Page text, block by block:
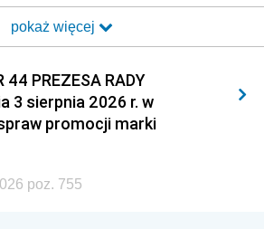
2016 2015
2013 2012
2010 2009
2007 2006
pokaż więcej
44 PREZESA RADY
3 sierpnia 2026 r. w
promocji marki
poz. 755